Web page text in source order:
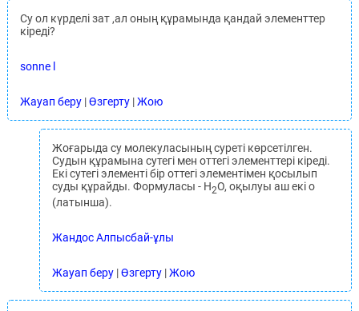
Су ол күрделі зат ,ал оның құрамында қандай элементтер
кіреді?
sonne l
Жауап беру|Өзгерту|Жою
Жоғарыда су молекуласының суреті көрсетілген.
Судын құрамына сутегі мен оттегі элементтері кіреді.
Екі сутегі элементі бір оттегі элементімен қосылып
суды құрайды. Формуласы - H2O, оқылуы аш екі о
(латынша).
Жандос Алпысбай-ұлы
Жауап беру|Өзгерту|Жою